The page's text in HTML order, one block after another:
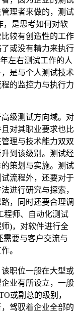
理者来做的，测试
，是思考如何对软
较有创造性的工作
或没有精力来执行
左右测试工作的人
是与个人测试技术
的监控力与执行力
级测试方向域。对
对其职业要求也比
理与技术能力双双
到该级别。测试经
策划与实施。测试
流程外，还要对于
进行研究与探索，
，同时还要合理调
程师、自动化测试
)，对软件进行全
需要与客户交流与
。
职位一般在大型或
业有所设立，一般
或副总的级别，
驾驭着企业全部的